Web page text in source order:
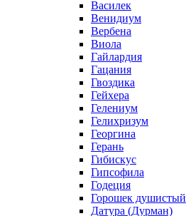
Василек
Венидиум
Вербена
Виола
Гайлардия
Гацания
Гвоздика
Гейхера
Гелениум
Гелихризум
Георгина
Герань
Гибискус
Гипсофила
Годеция
Горошек душистый
Датура (Дурман)